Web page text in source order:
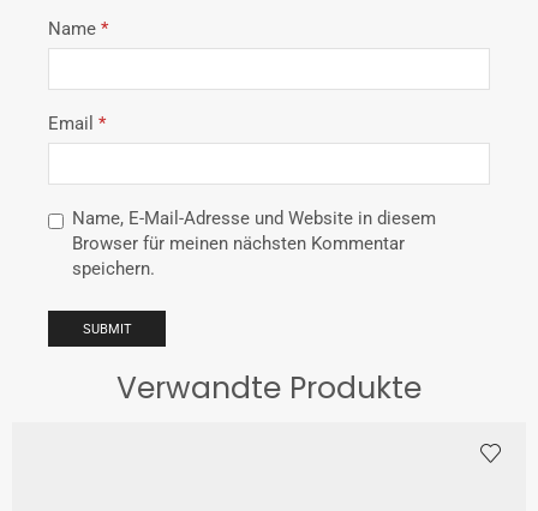
Name *
Email *
Name, E-Mail-Adresse und Website in diesem
Browser für meinen nächsten Kommentar
speichern.
Verwandte Produkte